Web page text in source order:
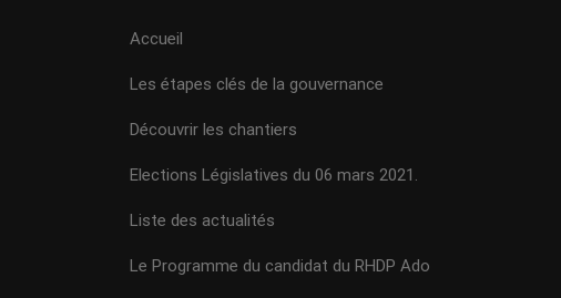
Accueil
Les étapes clés de la gouvernance
Découvrir les chantiers
Elections Législatives du 06 mars 2021.
Liste des actualités
Le Programme du candidat du RHDP Ado